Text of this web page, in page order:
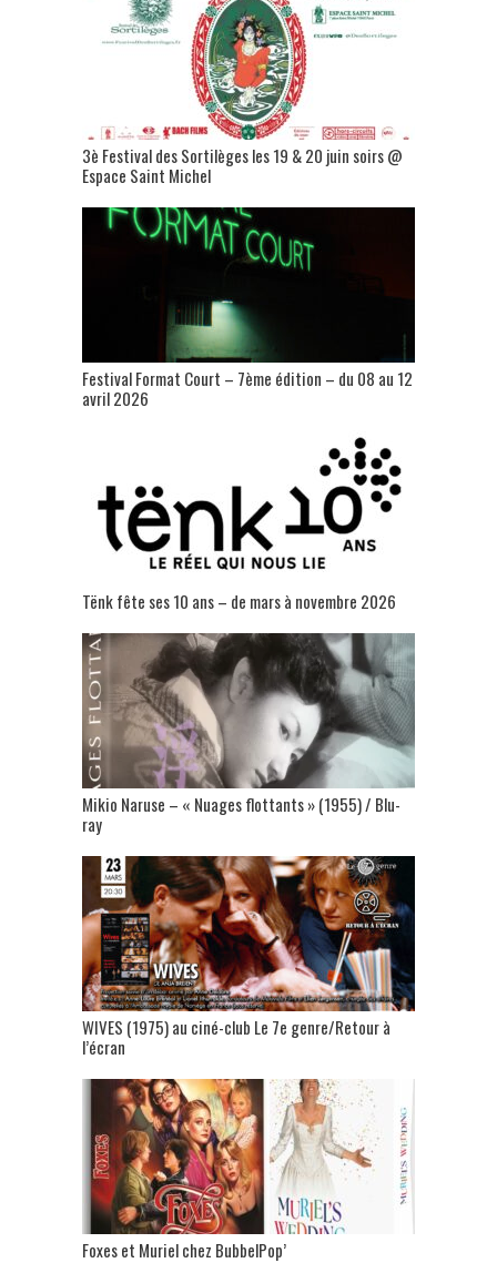
3è Festival des Sortilèges les 19 & 20 juin soirs @
Espace Saint Michel
Festival Format Court – 7ème édition – du 08 au 12
avril 2026
Tënk fête ses 10 ans – de mars à novembre 2026
Mikio Naruse – « Nuages flottants » (1955) / Blu-
ray
WIVES (1975) au ciné-club Le 7e genre/Retour à
l’écran
Foxes et Muriel chez BubbelPop’